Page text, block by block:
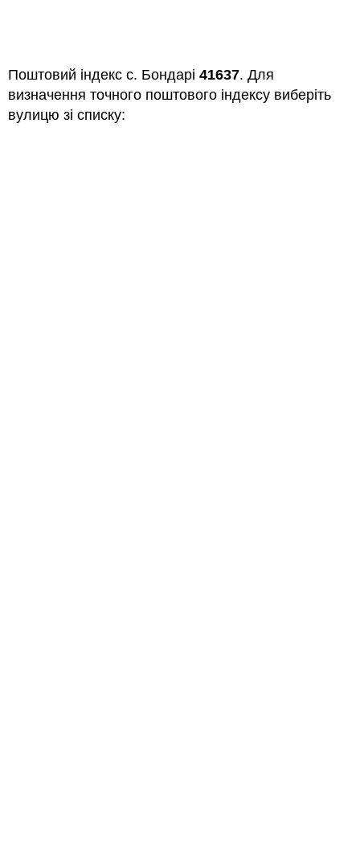
Поштовий індекс с. Бондарі 41637. Для
визначення точного поштового індексу виберіть
вулицю зі списку: